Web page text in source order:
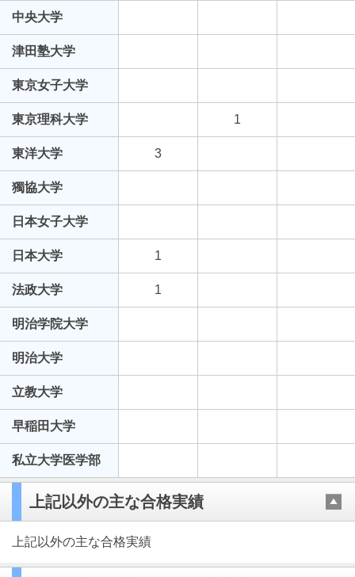
中央大学
津田塾大学
東京女子大学
東京理科大学 1
東洋大学 3
獨協大学
日本女子大学
日本大学 1
法政大学 1
明治学院大学
明治大学
立教大学
早稲田大学
私立大学医学部
上記以外の主な合格実績
上記以外の主な合格実績